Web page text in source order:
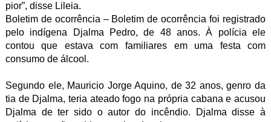
pior”, disse Lileia.
Boletim de ocorrência – Boletim de ocorrência foi registrado
pelo indígena Djalma Pedro, de 48 anos. À polícia ele
contou que estava com familiares em uma festa com
consumo de álcool.
Segundo ele, Mauricio Jorge Aquino, de 32 anos, genro da
tia de Djalma, teria ateado fogo na própria cabana e acusou
Djalma de ter sido o autor do incêndio. Djalma disse à